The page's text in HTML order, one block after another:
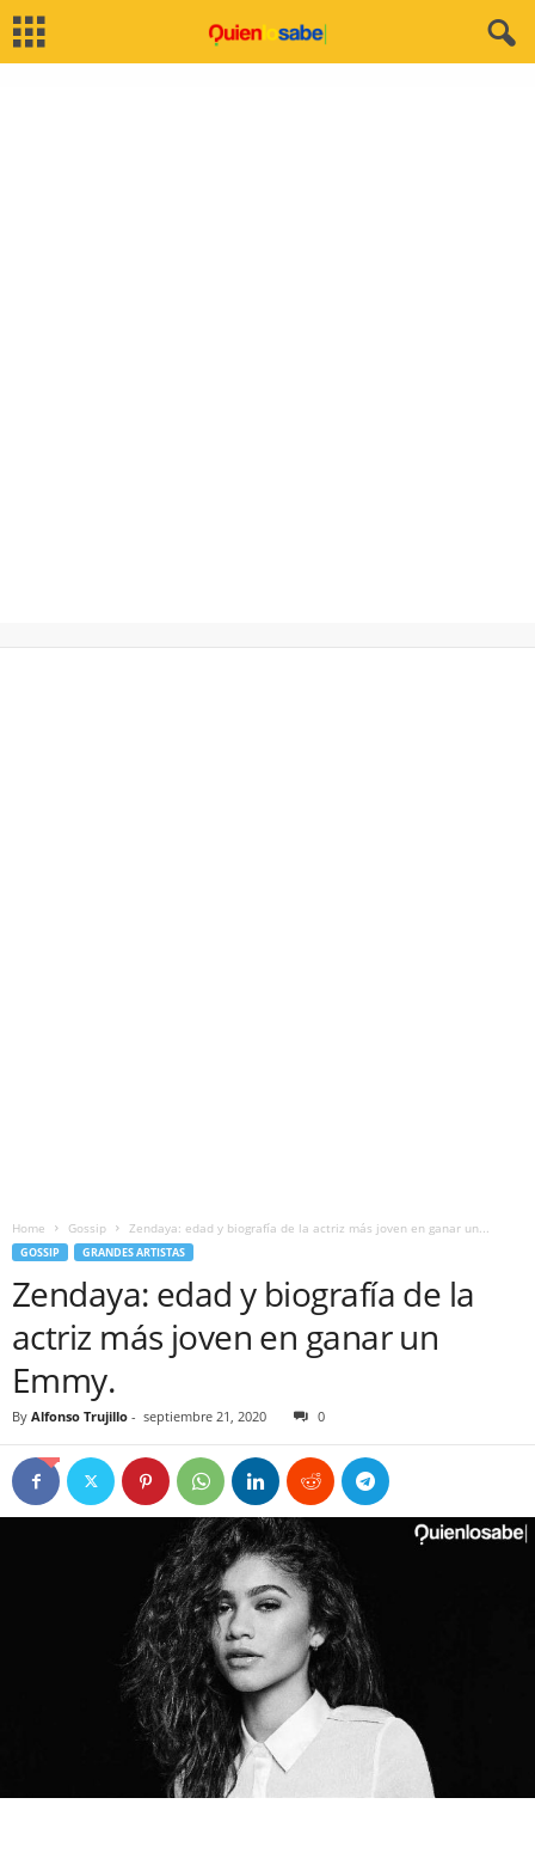
Home Gossip Zendaya: edad y biografía de la actriz más joven en ganar un...
GOSSIP GRANDES ARTISTAS
Zendaya: edad y biografía de la
actriz más joven en ganar un
Emmy.
By Alfonso Trujillo - septiembre 21, 2020 0